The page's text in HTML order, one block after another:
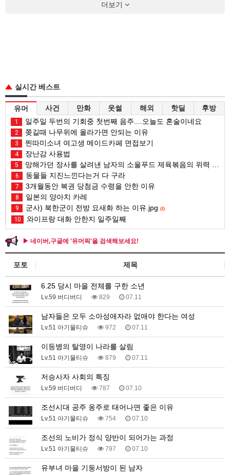
더보기
실시간 베스트
유머 사건 만화 웃썰 해외 핫딜 후방
1 일주일 두번의 기회중 첫번째 음주....오늘도 혼술이네요
2 쫒길때 나무위에 올라가면 안되는 이유
3 찐따미소녀 여고생 메이드카페 면접보기
4 장난감 사용법
5 망해가던 장사를 살려낸 남자의 소울푸드 제육볶음의 위력 ㅋㅋ
6 동물들 지진느낀다는거 다 구라
7 3개월동안 복권 당첨금 수령을 안한 이유
8 일본의 양아치 카레
9 군사) 북한군이 전방 요새화 하는 이유.jpg (1)
10 와이프랑 대화 안한지 일주일째
▶ 네이버,구글에 '유머픽'을 검색해보세요!
포토 제목
6.25 당시 마을 전체를 구한 소년
Lv.59 버디버디 829 07.11
남자들은 모두 소아성애자라 없애야 한다는 여성
Lv.51 아기물티슈 972 07.11
이등병의 탈영이 나라를 살림
Lv.51 아기물티슈 879 07.11
저승사자 사회의 특징
Lv.59 버디버디 787 07.10
조선시대 공주 옹주로 태어나면 좋은 이유
Lv.51 아기물티슈 754 07.10
조선의 노비가 정식 양반이 되어가는 과정
Lv.51 아기물티슈 797 07.10
유부녀 마을 기둥서방이 된 남자